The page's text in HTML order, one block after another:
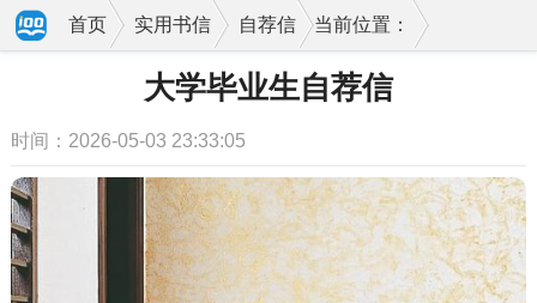
当前位置：
首页 实用书信 自荐信
大学毕业生自荐信
时间：2026-05-03 23:33:05